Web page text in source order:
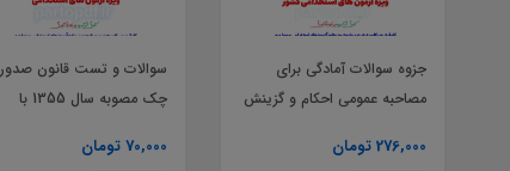
جزوه سوالات آمادگی برای
مصاحبه عمومی احکام و گزینش
کشور
276,000 تومان
سوالات و تست قانون صدور
چک مصوبه سال 1355 با
70,000 تومان